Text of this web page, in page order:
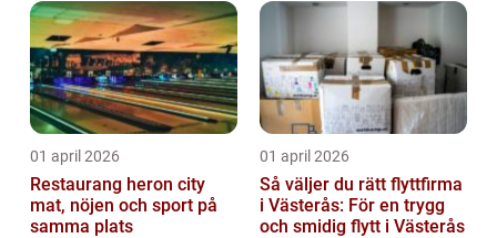
01 april 2026
Restaurang heron city
mat, nöjen och sport på
samma plats
01 april 2026
Så väljer du rätt flyttfirma
i Västerås: För en trygg
och smidig flytt i Västerås